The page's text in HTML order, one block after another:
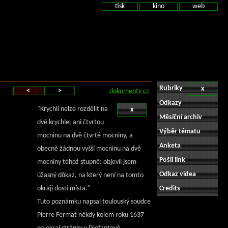
tisk kino web
dokumenty cz
< >
x
"Krychli nelze rozdělit na
dvě krychle, ani čtvrtou
mocninu na dvě čtvrté mocniny, a
obecně žádnou vyšší mocninu na dvě
mocniny téhož stupně: objevil jsem
úžasný důkaz, na který není na tomto
okraji dosti místa."
Tuto poznámku napsal toulouský soudce
Pierre Fermat někdy kolem roku 1637
x
Rubriky
Odkazy
Měsíční archiv
Výběr tématu
Anketa
Pošli link
Odkaz videa
Credits